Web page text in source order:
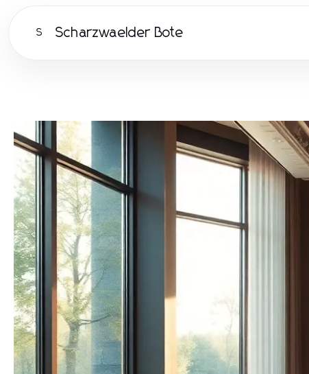
S Scharzwaelder Bote